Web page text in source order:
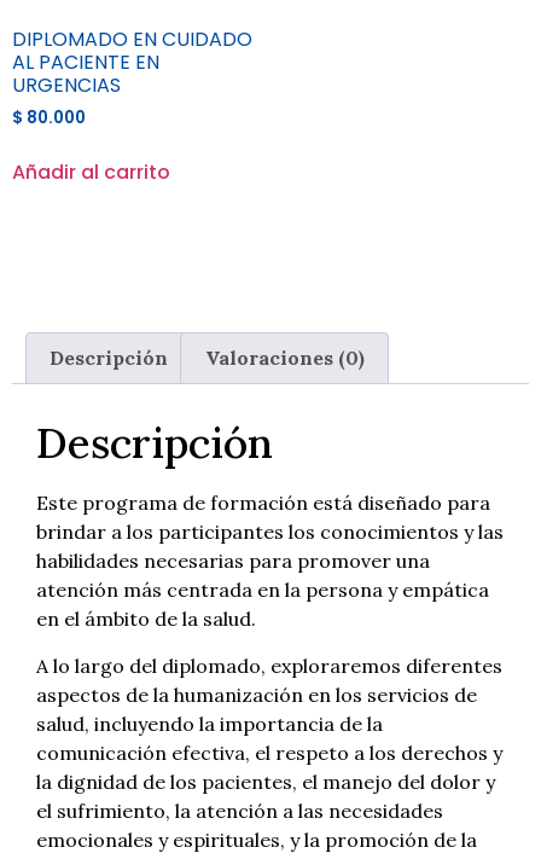
DIPLOMADO EN CUIDADO
AL PACIENTE EN
URGENCIAS
$ 80.000
Añadir al carrito
Descripción Valoraciones (0)
Descripción
Este programa de formación está diseñado para
brindar a los participantes los conocimientos y las
habilidades necesarias para promover una
atención más centrada en la persona y empática
en el ámbito de la salud.
A lo largo del diplomado, exploraremos diferentes
aspectos de la humanización en los servicios de
salud, incluyendo la importancia de la
comunicación efectiva, el respeto a los derechos y
la dignidad de los pacientes, el manejo del dolor y
el sufrimiento, la atención a las necesidades
emocionales y espirituales, y la promoción de la